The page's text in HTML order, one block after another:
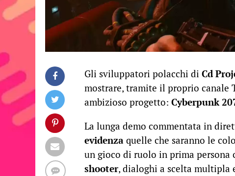
Gli sviluppatori polacchi di Cd
mostrare, tramite il proprio canale
ambizioso progetto: Cyberpunk
La lunga demo commentata in
evidenza quelle che saranno le
un gioco di ruolo in prima persona
shooter, dialoghi a scelta multipla